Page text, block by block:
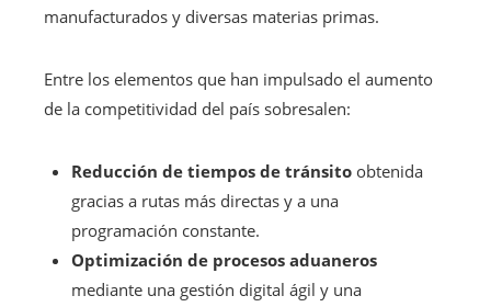
manufacturados y diversas materias primas.
Entre los elementos que han impulsado el aumento
de la competitividad del país sobresalen:
Reducción de tiempos de tránsito obtenida
gracias a rutas más directas y a una
programación constante.
Optimización de procesos aduaneros
mediante una gestión digital ágil y una